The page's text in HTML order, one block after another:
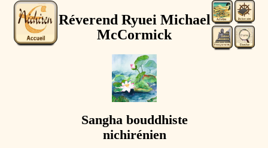
Réverend Ryuei Michael
McCormick
Sangha bouddhiste
nichirénien